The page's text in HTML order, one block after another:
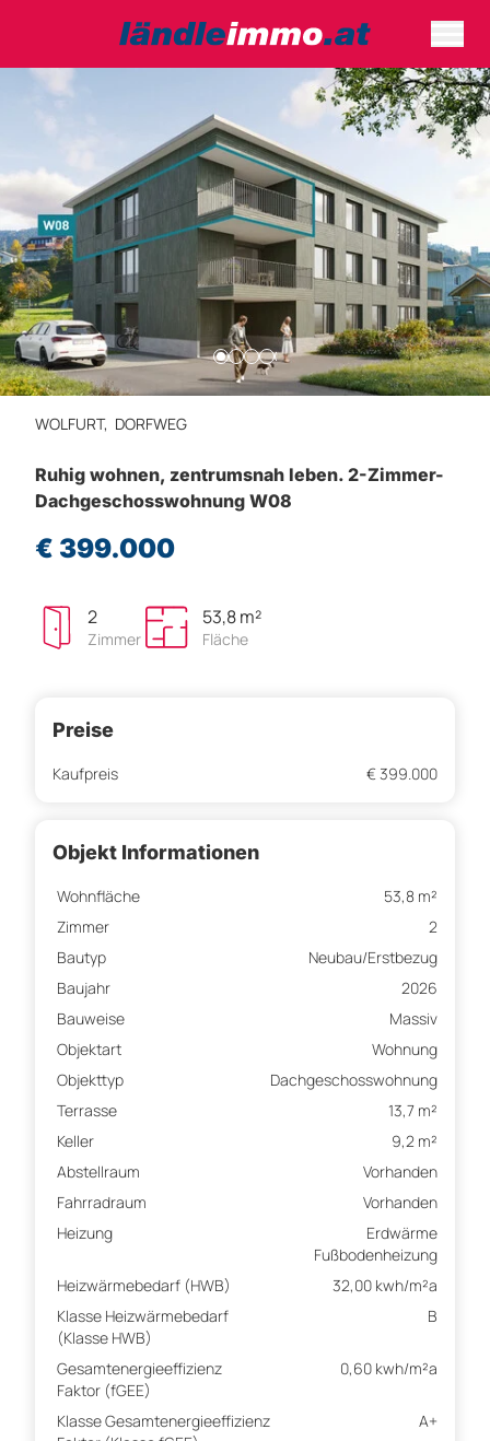
WOLFURT, DORFWEG
Ruhig wohnen, zentrumsnah leben. 2-Zimmer-
Dachgeschosswohnung W08
€ 399.000
2
Zimmer
53,8 m²
Fläche
Preise
Kaufpreis € 399.000
Objekt Informationen
Wohnfläche
53,8 m²
Zimmer
2
Bautyp
Neubau/Erstbezug
Baujahr
2026
Bauweise
Massiv
Objektart
Wohnung
Objekttyp
Dachgeschosswohnung
Terrasse
13,7 m²
Keller
9,2 m²
Abstellraum
Vorhanden
Fahrradraum
Vorhanden
Heizung
Erdwärme
Fußbodenheizung
Heizwärmebedarf (HWB)
32,00 kwh/m²a
Klasse Heizwärmebedarf
(Klasse HWB)
B
Gesamtenergieeffizienz
Faktor (fGEE)
0,60 kwh/m²a
Klasse Gesamtenergieeffizienz
A+